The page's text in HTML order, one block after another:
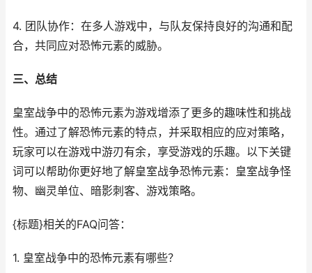
4. 团队协作：在多人游戏中，与队友保持良好的沟通和配
合，共同应对恐怖元素的威胁。
三、总结
皇室战争中的恐怖元素为游戏增添了更多的趣味性和挑战
性。通过了解恐怖元素的特点，并采取相应的应对策略，
玩家可以在游戏中游刃有余，享受游戏的乐趣。以下关键
词可以帮助你更好地了解皇室战争恐怖元素：皇室战争怪
物、幽灵单位、暗影刺客、游戏策略。
{标题}相关的FAQ问答：
1. 皇室战争中的恐怖元素有哪些？